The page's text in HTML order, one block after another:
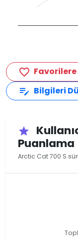
favorite_border Favorilere
edit_note Bilgileri
star
Puanlama
Arctic Cat 700 S